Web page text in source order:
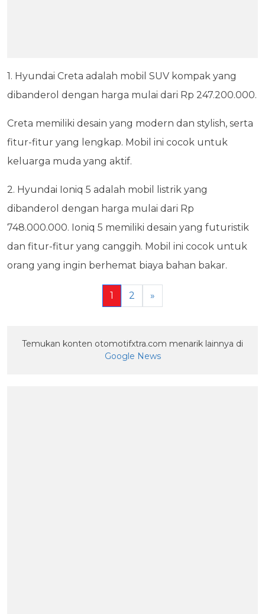
1. Hyundai Creta adalah mobil SUV kompak yang
dibanderol dengan harga mulai dari Rp 247.200.000.
Creta memiliki desain yang modern dan stylish, serta
fitur-fitur yang lengkap. Mobil ini cocok untuk
keluarga muda yang aktif.
2. Hyundai Ioniq 5 adalah mobil listrik yang
dibanderol dengan harga mulai dari Rp
748.000.000. Ioniq 5 memiliki desain yang futuristik
dan fitur-fitur yang canggih. Mobil ini cocok untuk
orang yang ingin berhemat biaya bahan bakar.
1 2 »
Temukan konten otomotifxtra.com menarik lainnya di
Google News